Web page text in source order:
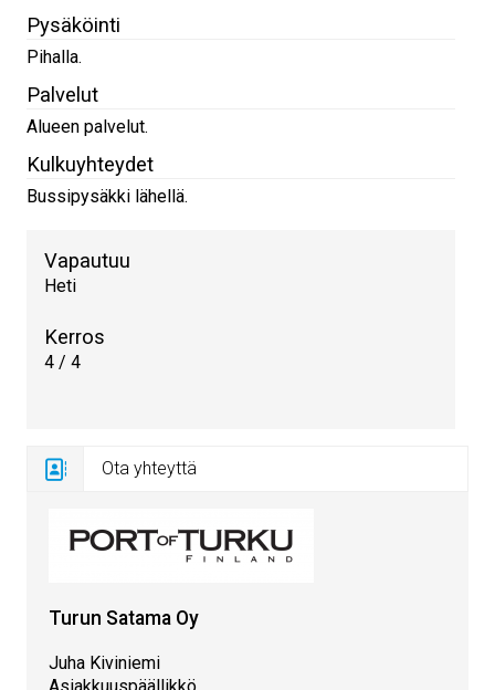
Pysäköinti
Pihalla.
Palvelut
Alueen palvelut.
Kulkuyhteydet
Bussipysäkki lähellä.
Vapautuu
Heti
Kerros
4 / 4
Ota yhteyttä
Turun Satama Oy
Juha Kiviniemi